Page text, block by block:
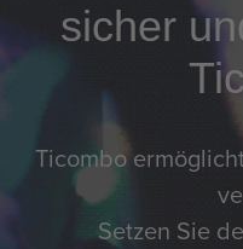
sicher
Ticombo
Setzen Sie